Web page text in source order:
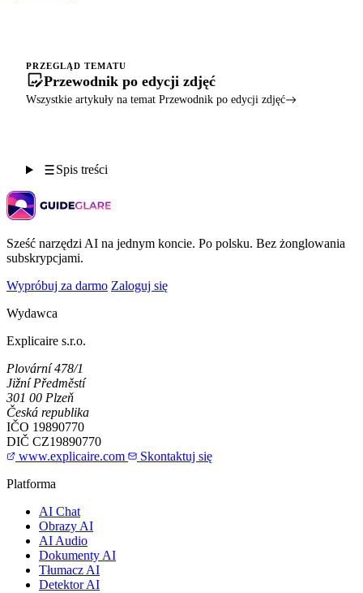
PRZEGLĄD TEMATU
Przewodnik po edycji zdjęć
Wszystkie artykuły na temat Przewodnik po edycji zdjęć
Spis treści
Sześć narzędzi AI na jednym koncie. Po polsku. Bez żonglowania
subskrypcjami.
Wypróbuj za darmo Zaloguj się
Wydawca
Explicaire s.r.o.
Plovární 478/1
Jižní Předměstí
301 00 Plzeň
Česká republika
IČO 19890770
DIČ CZ19890770
www.explicaire.com
Skontaktuj się
Platforma
AI Chat
Obrazy AI
AI Audio
Dokumenty AI
Tłumacz AI
Detektor AI